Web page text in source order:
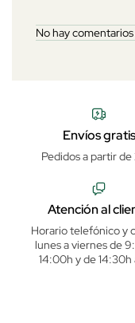
No hay
Envíos gratis
Pedidos a partir
Atención al
Horario telefónico y
lunes a viernes de
14:00h y de 14:30h